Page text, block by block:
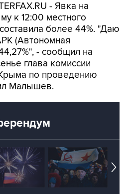
- Явка на
к 12:00 местного
более 44%. "Даю
(Автономная
- сообщил на
глава комиссии
по проведению
Малышев.